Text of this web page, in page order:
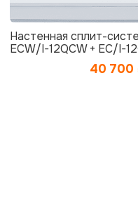
Настенная сплит-
ECW/I-12QCW + EC/I-
40 700